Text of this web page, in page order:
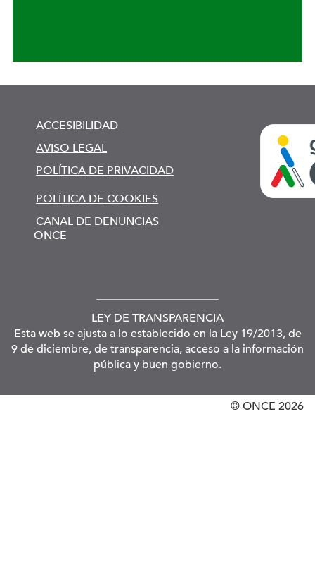
ACCESIBILIDAD
AVISO LEGAL
POLÍTICA DE PRIVACIDAD
POLÍTICA DE COOKIES
CANAL DE DENUNCIAS
ONCE
LEY DE TRANSPARENCIA
Esta web se ajusta a lo establecido en la Ley 19/2013, de
9 de diciembre, de transparencia, acceso a la información
pública y buen gobierno.
© ONCE 2026